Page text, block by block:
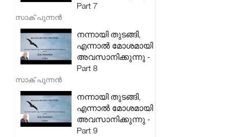
Part 7
സാക് പുന്നൻ
നന്നായി തുടങ്ങി,
എന്നാൽ മോശമായി
അവസാനിക്കുന്നു -
Part 8
സാക് പുന്നൻ
നന്നായി തുടങ്ങി,
എന്നാൽ മോശമായി
അവസാനിക്കുന്നു -
Part 9